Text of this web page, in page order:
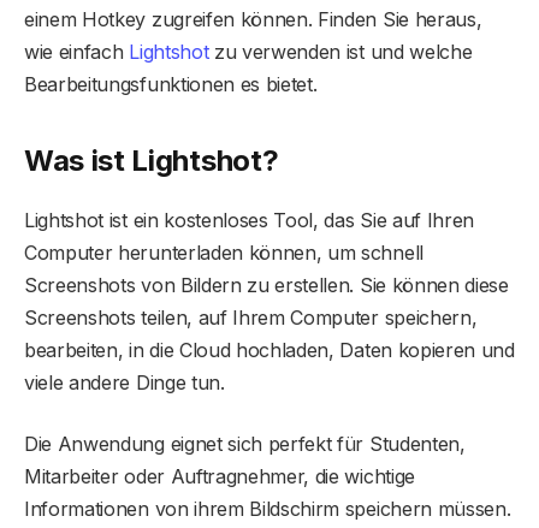
einem Hotkey zugreifen können. Finden Sie heraus,
wie einfach Lightshotzu verwenden ist und welche
Bearbeitungsfunktionen es bietet.
Was ist Lightshot?
Lightshot ist ein kostenloses Tool, das Sie auf Ihren
Computer herunterladen können, um schnell
Screenshots von Bildern zu erstellen. Sie können diese
Screenshots teilen, auf Ihrem Computer speichern,
bearbeiten, in die Cloud hochladen, Daten kopieren und
viele andere Dinge tun.
Die Anwendung eignet sich perfekt für Studenten,
Mitarbeiter oder Auftragnehmer, die wichtige
Informationen von ihrem Bildschirm speichern müssen.